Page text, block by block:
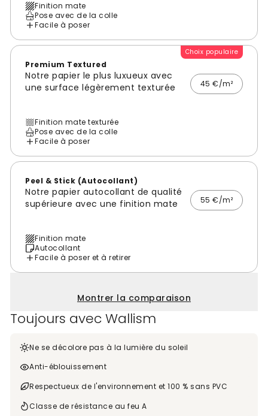
Finition mate
Pose avec de la colle
Facile à poser
Choix populaire
Premium Textured
Notre papier le plus luxueux avec
une surface légèrement texturée
45 €/m²
Finition mate texturée
Pose avec de la colle
Facile à poser
Peel & Stick (Autocollant)
Notre papier autocollant de qualité
supérieure avec une finition mate
55 €/m²
Finition mate
Autocollant
Facile à poser et à retirer
Montrer la comparaison
Toujours avec Wallism
Ne se décolore pas à la lumière du soleil
Anti-éblouissement
Respectueux de l'environnement et 100 % sans PVC
Classe de résistance au feu A